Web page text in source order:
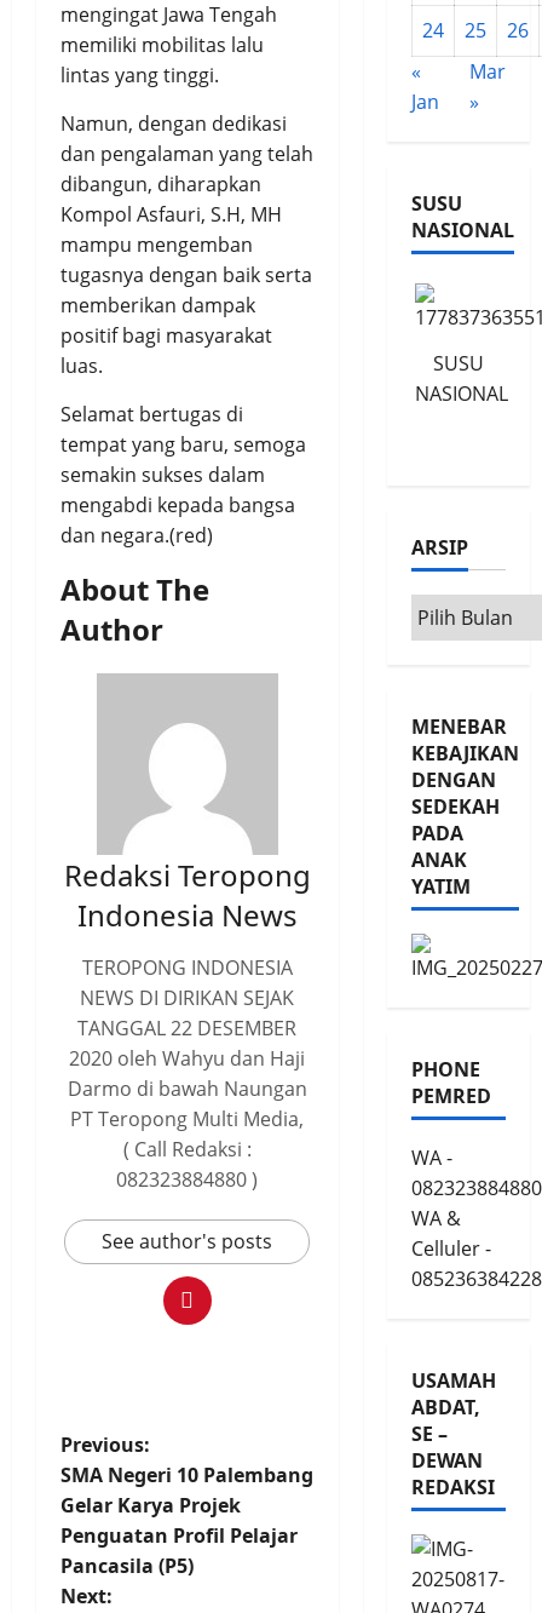
mengingat Jawa Tengah
memiliki mobilitas lalu
lintas yang tinggi.
Namun, dengan dedikasi
dan pengalaman yang telah
dibangun, diharapkan
Kompol Asfauri, S.H, MH
mampu mengemban
tugasnya dengan baik serta
memberikan dampak
positif bagi masyarakat
luas.
Selamat bertugas di
tempat yang baru, semoga
semakin sukses dalam
mengabdi kepada bangsa
dan negara.(red)
About The
Author
Redaksi Teropong
Indonesia News
TEROPONG INDONESIA
NEWS DI DIRIKAN SEJAK
TANGGAL 22 DESEMBER
2020 oleh Wahyu dan Haji
Darmo di bawah Naungan
PT Teropong Multi Media,
( Call Redaksi :
082323884880 )
See author's posts
P
o
s
Previous:
SMA Negeri 10 Palembang
Gelar Karya Projek
Penguatan Profil Pelajar
Pancasila (P5)
Next:
24
25
26
«
Jan
Mar
»
SUSU
NASIONAL
SUSU
NASIONAL
ARSIP
Arsip
MENEBAR
KEBAJIKAN
DENGAN
SEDEKAH
PADA
ANAK
YATIM
PHONE
PEMRED
WA -
082323884880
WA &
Celluler -
085236384228
USAMAH
ABDAT,
SE –
DEWAN
REDAKSI